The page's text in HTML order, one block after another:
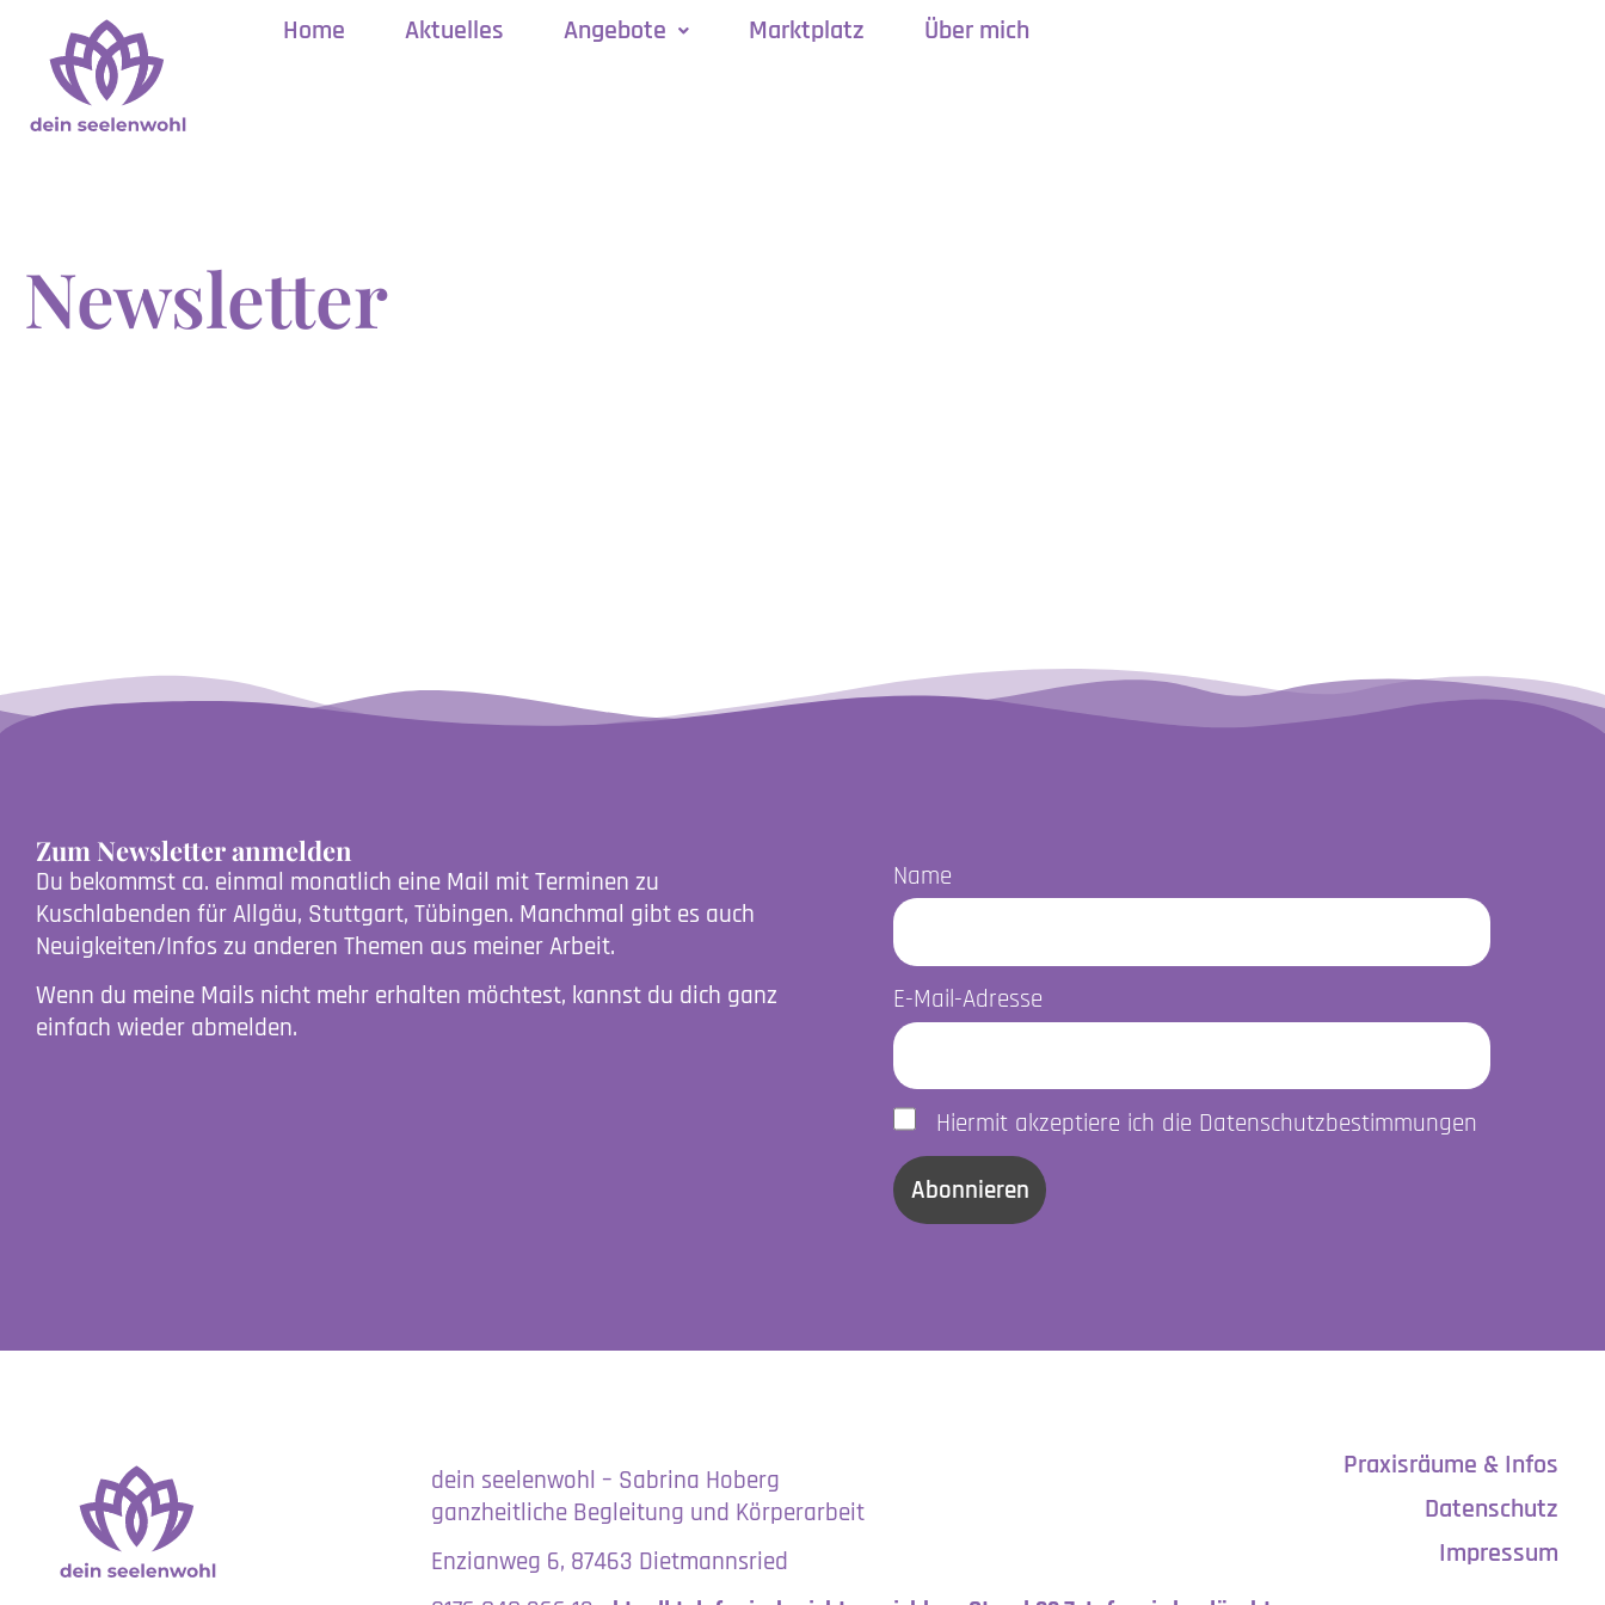
Home Aktuelles Angebote Marktplatz Über mich
Newsletter
Zum Newsletter anmelden
Du bekommst ca. einmal monatlich eine Mail mit Terminen zu
Kuschlabenden für Allgäu, Stuttgart, Tübingen. Manchmal gibt es auch
Neuigkeiten/Infos zu anderen Themen aus meiner Arbeit.
Wenn du meine Mails nicht mehr erhalten möchtest, kannst du dich ganz
einfach wieder abmelden.
Name
E-Mail-Adresse
Hiermit akzeptiere ich die Datenschutzbestimmungen
dein seelenwohl – Sabrina Hoberg
ganzheitliche Begleitung und Körperarbeit
Enzianweg 6, 87463 Dietmannsried
Praxisräume & Infos
Datenschutz
Impressum